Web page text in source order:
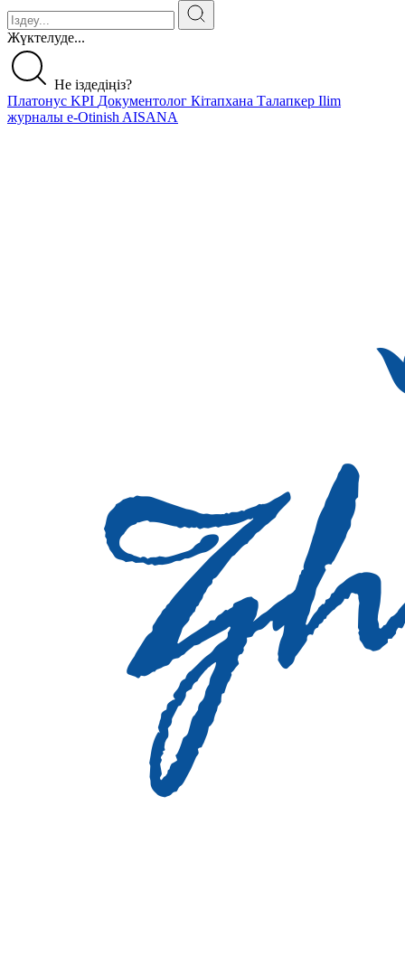
Жүктелуде...
Не іздедіңіз?
Платонус KPI Документолог Кітапхана Талапкер Ilim
журналы e-Otinish AISANA